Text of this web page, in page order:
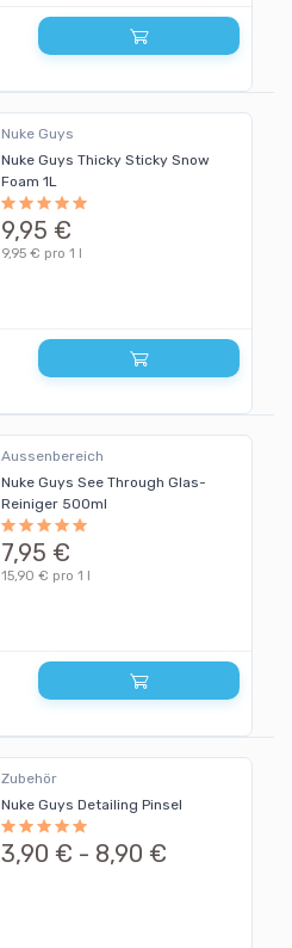
Nuke Guys
Nuke Guys Thicky Sticky Snow
Foam 1L
9,95 €
9,95 € pro 1 l
Aussenbereich
Nuke Guys See Through Glas-
Reiniger 500ml
7,95 €
15,90 € pro 1 l
Zubehör
Nuke Guys Detailing Pinsel
3,90 € - 8,90 €